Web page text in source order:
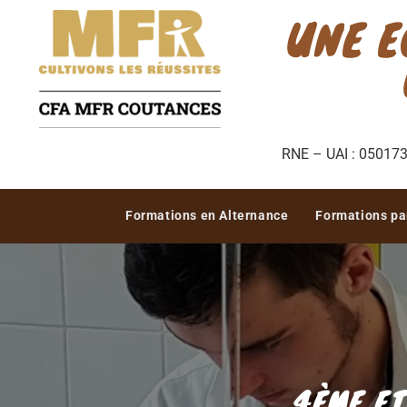
UNE
RNE – UAI :
Formations en Alternance Formations